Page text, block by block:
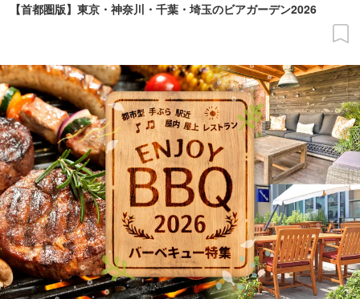
【首都圏版】東京・神奈川・千葉・埼玉のビアガーデン2026